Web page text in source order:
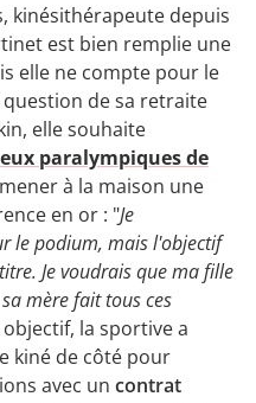
kinésithérapeute depuis
est bien remplie une
elle ne compte pour le
de sa retraite
elle souhaite
paralympiques de
à la maison une
en or : "Je
le podium, mais l'objectif
Je voudrais que ma fille
mère fait tous ces
la sportive a
kiné de côté pour
avec un contrat